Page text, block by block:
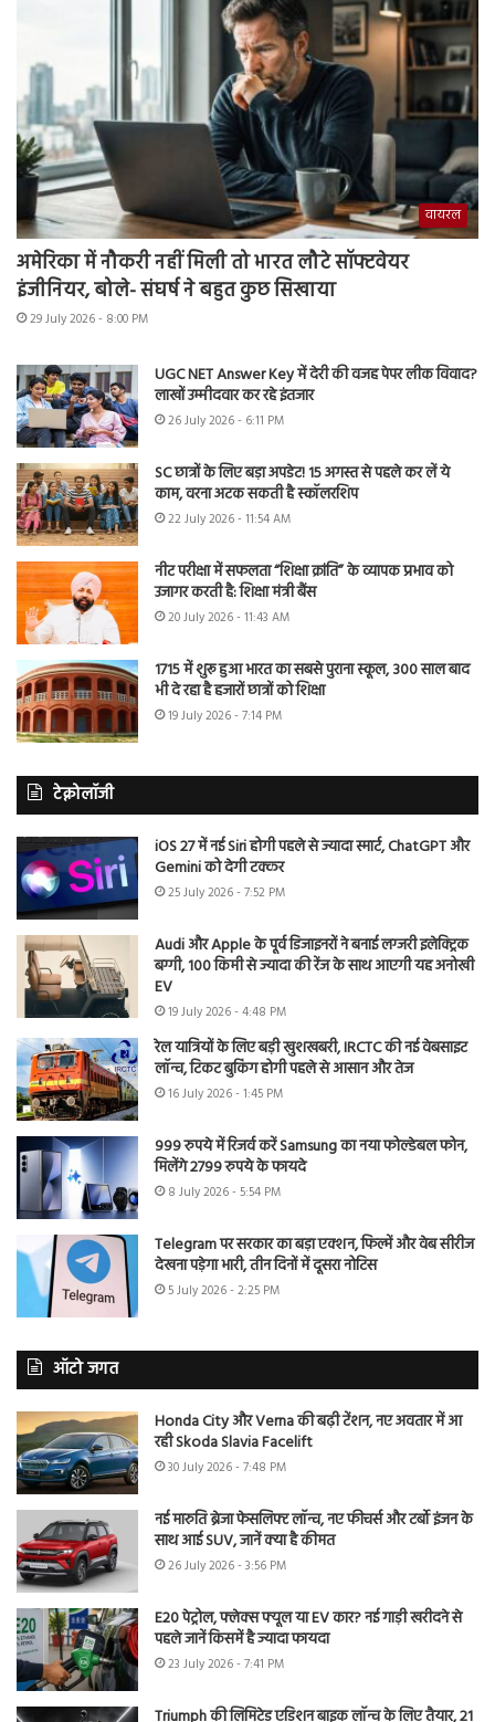
वायरल
अमेरिका में नौकरी नहीं मिली तो भारत लौटे सॉफ्टवेयर
इंजीनियर, बोले- संघर्ष ने बहुत कुछ सिखाया
29 July 2026 - 8:00 PM
UGC NET Answer Key में देरी की वजह पेपर लीक विवाद?
लाखों उम्मीदवार कर रहे इंतजार
26 July 2026 - 6:11 PM
SC छात्रों के लिए बड़ा अपडेट! 15 अगस्त से पहले कर लें ये
काम, वरना अटक सकती है स्कॉलरशिप
22 July 2026 - 11:54 AM
नीट परीक्षा में सफलता “शिक्षा क्रांति” के व्यापक प्रभाव को
उजागर करती है: शिक्षा मंत्री बैंस
20 July 2026 - 11:43 AM
1715 में शुरू हुआ भारत का सबसे पुराना स्कूल, 300 साल बाद
भी दे रहा है हजारों छात्रों को शिक्षा
19 July 2026 - 7:14 PM
टेक्नोलॉजी
iOS 27 में नई Siri होगी पहले से ज्यादा स्मार्ट, ChatGPT और
Gemini को देगी टक्कर
25 July 2026 - 7:52 PM
Audi और Apple के पूर्व डिजाइनरों ने बनाई लग्जरी इलेक्ट्रिक
बग्गी, 100 किमी से ज्यादा की रेंज के साथ आएगी यह अनोखी
EV
19 July 2026 - 4:48 PM
रेल यात्रियों के लिए बड़ी खुशखबरी, IRCTC की नई वेबसाइट
लॉन्च, टिकट बुकिंग होगी पहले से आसान और तेज
16 July 2026 - 1:45 PM
999 रुपये में रिजर्व करें Samsung का नया फोल्डेबल फोन,
मिलेंगे 2799 रुपये के फायदे
8 July 2026 - 5:54 PM
Telegram पर सरकार का बड़ा एक्शन, फिल्में और वेब सीरीज
देखना पड़ेगा भारी, तीन दिनों में दूसरा नोटिस
5 July 2026 - 2:25 PM
ऑटो जगत
Honda City और Verna की बढ़ी टेंशन, नए अवतार में आ
रही Skoda Slavia Facelift
30 July 2026 - 7:48 PM
नई मारुति ब्रेजा फेसलिफ्ट लॉन्च, नए फीचर्स और टर्बो इंजन के
साथ आई SUV, जानें क्या है कीमत
26 July 2026 - 3:56 PM
E20 पेट्रोल, फ्लेक्स फ्यूल या EV कार? नई गाड़ी खरीदने से
पहले जानें किसमें है ज्यादा फायदा
23 July 2026 - 7:41 PM